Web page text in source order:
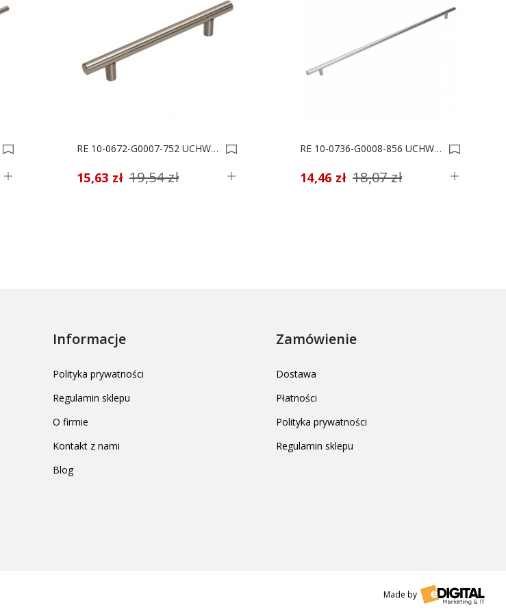
RE 10-0672-G0007-752 UCHWYT MEBLOWY *** 0000952
15,63 zł 19,54 zł
RE 10-0736-G0008-856 UCHWYT MEBLOWY *** 0002531
14,46 zł 18,07 zł
Informacje
Polityka prywatności
Regulamin sklepu
O firmie
Kontakt z nami
Blog
Zamówienie
Dostawa
Płatności
Polityka prywatności
Regulamin sklepu
Made by